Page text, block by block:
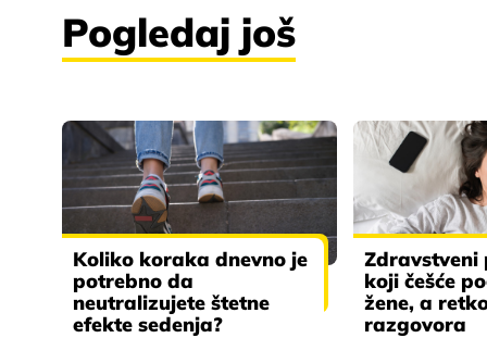
Pogledaj još
Koliko koraka dnevno je
potrebno da
neutralizujete štetne
efekte sedenja?
Zdravstveni
koji češće
žene, a
razgovora